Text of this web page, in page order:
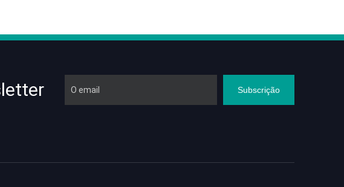
Subscrição